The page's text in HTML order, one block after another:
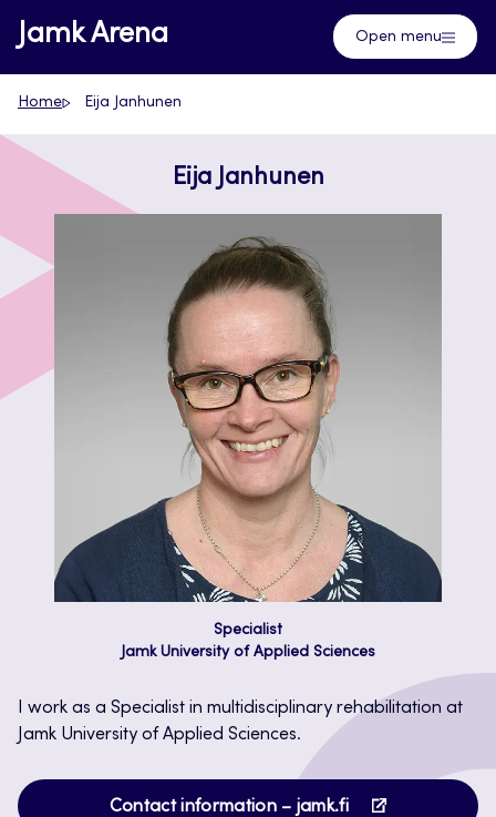
Skip
to
content
Jamk Arena Open menu
Home Eija Janhunen
Eija Janhunen
Specialist
Jamk University of Applied Sciences
I work as a Specialist in multidisciplinary rehabilitation at
Jamk University of Applied Sciences.
Contact information – jamk.fi
Opens